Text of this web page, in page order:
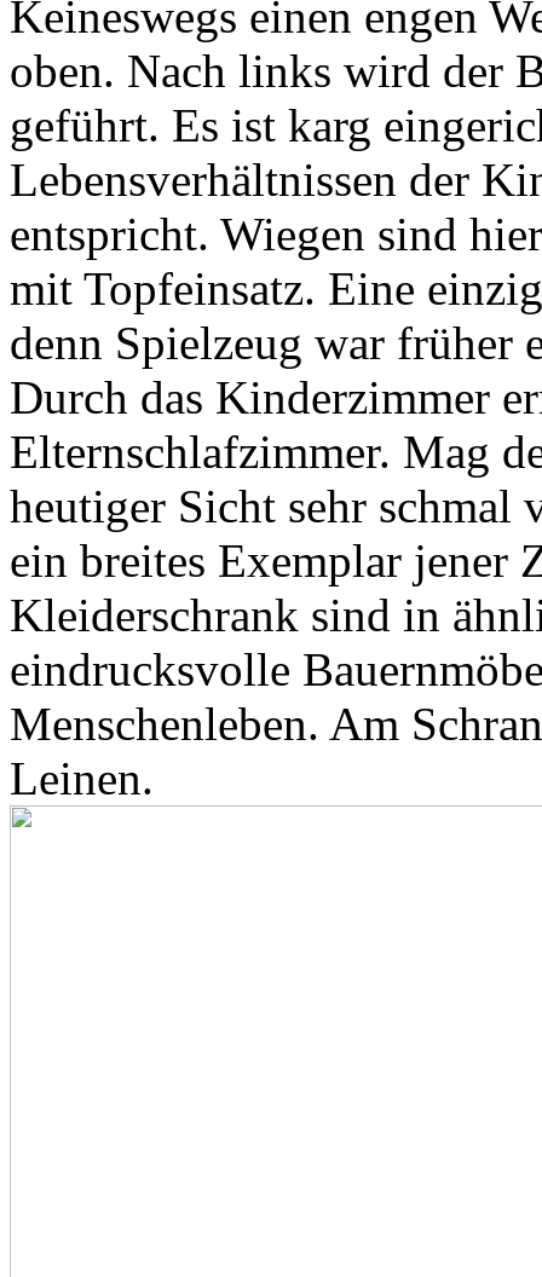
Keineswegs einen engen
oben. Nach links wird der
geführt. Es ist karg
Lebensverhältnissen der
entspricht. Wiegen sind
mit Topfeinsatz. Eine
denn Spielzeug war früher
Durch das Kinderzimmer
Elternschlafzimmer. Mag
heutiger Sicht sehr schmal
ein breites Exemplar jener
Kleiderschrank sind in
eindrucksvolle
Menschenleben. Am
Leinen.